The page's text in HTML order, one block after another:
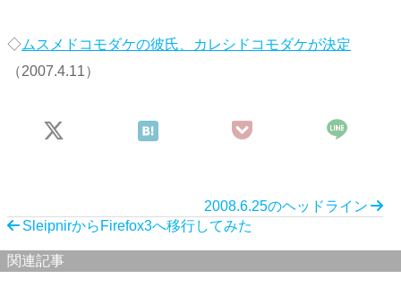
◇ムスメドコモダケの彼氏、カレシドコモダケが決定
（2007.4.11）
2008.6.25のヘッドライン
SleipnirからFirefox3へ移行してみた
関連記事